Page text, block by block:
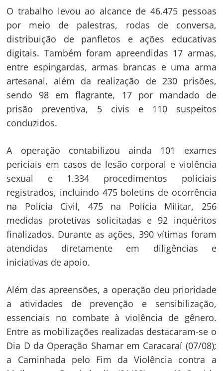
O trabalho levou ao alcance de 46.475 pessoas
por meio de palestras, rodas de conversa,
distribuição de panfletos e ações educativas
digitais. Também foram apreendidas 17 armas,
entre espingardas, armas brancas e uma arma
artesanal, além da realização de 230 prisões,
sendo 98 em flagrante, 17 por mandado de
prisão preventiva, 5 civis e 110 suspeitos
conduzidos.
A operação contabilizou ainda 101 exames
periciais em casos de lesão corporal e violência
sexual e 1.334 procedimentos policiais
registrados, incluindo 475 boletins de ocorrência
na Polícia Civil, 475 na Polícia Militar, 256
medidas protetivas solicitadas e 92 inquéritos
finalizados. Durante as ações, 390 vítimas foram
atendidas diretamente em diligências e
iniciativas de apoio.
Além das apreensões, a operação deu prioridade
a atividades de prevenção e sensibilização,
essenciais no combate à violência de gênero.
Entre as mobilizações realizadas destacaram-se o
Dia D da Operação Shamar em Caracaraí (07/08);
a Caminhada pelo Fim da Violência contra a